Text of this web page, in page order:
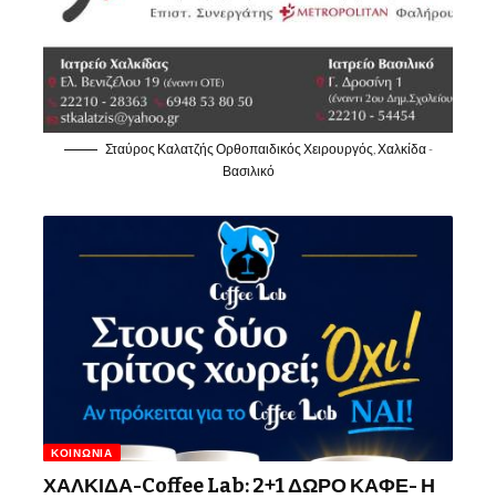
Σταύρος Καλατζής Ορθοπαιδικός Χειρουργός, Χαλκίδα -
Βασιλικό
ΚΟΙΝΩΝΊΑ
ΧΑΛΚΙΔΑ-Coffee Lab: 2+1 ΔΩΡΟ ΚΑΦΕ- Η